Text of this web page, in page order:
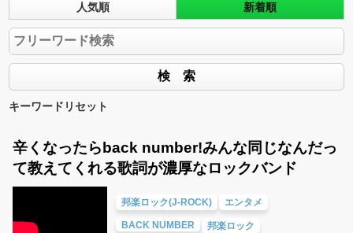
人気順 新着順
キーワードリセット
辛くなったらback number!みんな同じなんだっ
て教えてくれる歌詞が濃厚なロックバンド
邦楽ロック(J-ROCK) エンタメ
BACK NUMBER 邦楽ロック